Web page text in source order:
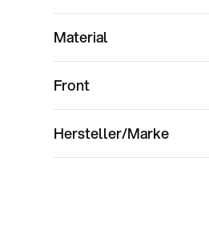
Material
Front
Hersteller/Marke